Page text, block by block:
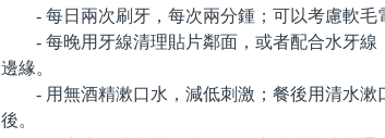
- 每日兩次刷牙，每次兩分鍾；可以考慮軟毛
- 每晚用牙線清理貼片鄰面，或者配合水牙線
邊緣。
- 用無酒精漱口水，減低刺激；餐後用清水漱
後。